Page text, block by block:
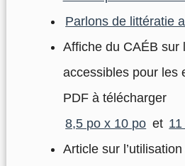
Parlons de littératie
Affiche du CAÉB sur
accessibles pour les
PDF à télécharger
8,5 po x 10 po et
Article sur